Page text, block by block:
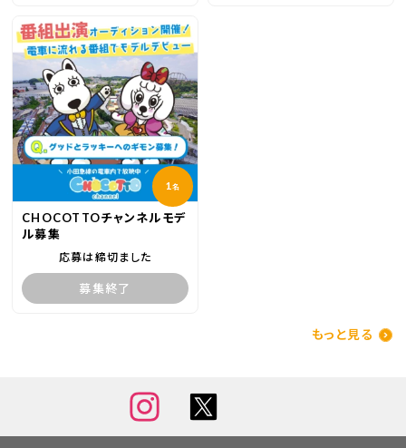
1 名
CHOCOTTOチャンネルモデ
ル募集
応募は締切ました
募集終了
もっと見る